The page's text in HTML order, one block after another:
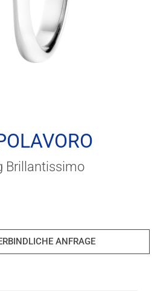
Brillantissimo
ANFRAGE